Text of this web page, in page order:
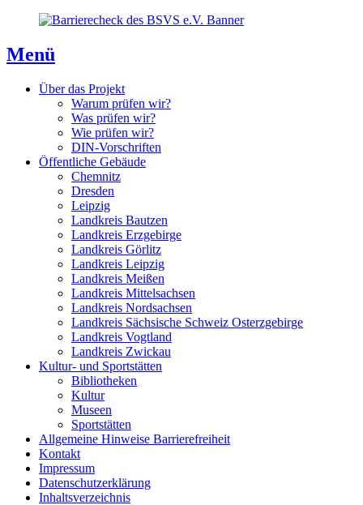
Inhaltsverzeichnis
Kontaktseite
Inhalt
Menü
Über das Projekt
Warum prüfen wir?
Was prüfen wir?
Wie prüfen wir?
DIN-Vorschriften
Öffentliche Gebäude
Chemnitz
Dresden
Leipzig
Landkreis Bautzen
Landkreis Erzgebirge
Landkreis Görlitz
Landkreis Leipzig
Landkreis Meißen
Landkreis Mittelsachsen
Landkreis Nordsachsen
Landkreis Sächsische Schweiz Osterzgebirge
Landkreis Vogtland
Landkreis Zwickau
Kultur- und Sportstätten
Bibliotheken
Kultur
Museen
Sportstätten
Allgemeine Hinweise Barrierefreiheit
Kontakt
Impressum
Datenschutzerklärung
Inhaltsverzeichnis